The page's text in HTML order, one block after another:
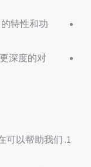
特性和功
深度的对
可以帮助我们